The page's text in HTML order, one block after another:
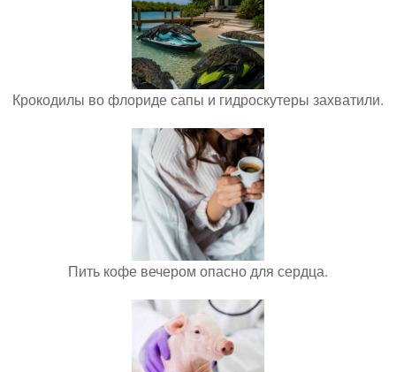
Крокодилы во флориде сапы и гидроскутеры захватили.
Пить кофе вечером опасно для сердца.